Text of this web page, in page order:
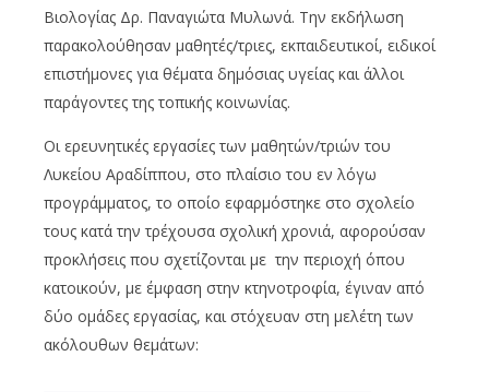
Βιολογίας Δρ. Παναγιώτα Μυλωνά. Την εκδήλωση
παρακολούθησαν μαθητές/τριες, εκπαιδευτικοί, ειδικοί
επιστήμονες για θέματα δημόσιας υγείας και άλλοι
παράγοντες της τοπικής κοινωνίας.
Οι ερευνητικές εργασίες των μαθητών/τριών του
Λυκείου Αραδίππου, στο πλαίσιο του εν λόγω
προγράμματος, το οποίο εφαρμόστηκε στο σχολείο
τους κατά την τρέχουσα σχολική χρονιά, αφορούσαν
προκλήσεις που σχετίζονται με την περιοχή όπου
κατοικούν, με έμφαση στην κτηνοτροφία, έγιναν από
δύο ομάδες εργασίας, και στόχευαν στη μελέτη των
ακόλουθων θεμάτων: